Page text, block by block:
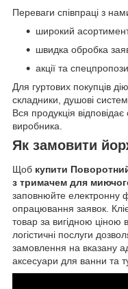
Переваги співпраці з
широкий
швидка обробка
акції та
Для гуртових покупців
складники, душові
Вся продукція
виробника.
Як замовити
Щоб купити
з тримачем для
заповнюйте електронну
опрацювання заявок.
товар за вигідною ціною
логістичні послуги
замовлення на вказану
аксесуари для ванни та